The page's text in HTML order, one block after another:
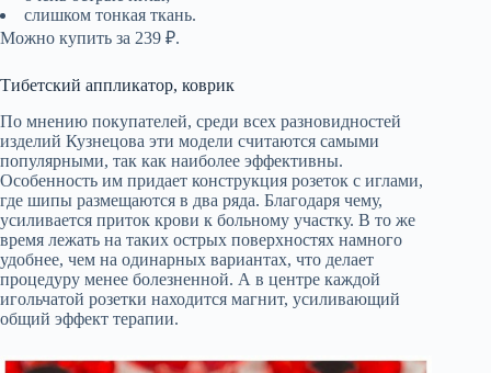
слишком тонкая ткань.
Можно купить за 239 ₽.
Тибетский аппликатор, коврик
По мнению покупателей, среди всех разновидностей
изделий Кузнецова эти модели считаются самыми
популярными, так как наиболее эффективны.
Особенность им придает конструкция розеток с иглами,
где шипы размещаются в два ряда. Благодаря чему,
усиливается приток крови к больному участку. В то же
время лежать на таких острых поверхностях намного
удобнее, чем на одинарных вариантах, что делает
процедуру менее болезненной. А в центре каждой
игольчатой розетки находится магнит, усиливающий
общий эффект терапии.